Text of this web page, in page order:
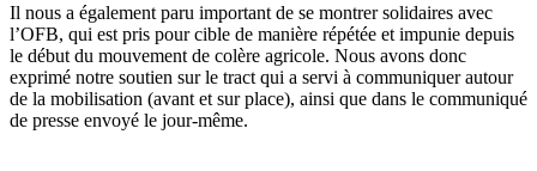
Il nous a également paru important de se montrer solidaires avec
l’OFB, qui est pris pour cible de manière répétée et impunie depuis
le début du mouvement de colère agricole. Nous avons donc
exprimé notre soutien sur le tract qui a servi à communiquer autour
de la mobilisation (avant et sur place), ainsi que dans le communiqué
de presse envoyé le jour-même.